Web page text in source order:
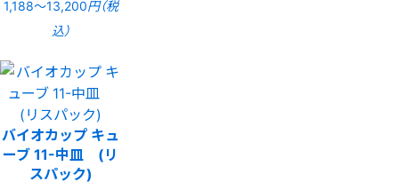
1,188〜13,200円（税
込）
バイオカップ キュ
ーブ 11-中皿 (リ
スパック)